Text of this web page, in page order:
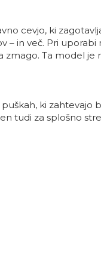
cevjo, ki
– in več. Pri
Ta model je
ki
tudi za splošno